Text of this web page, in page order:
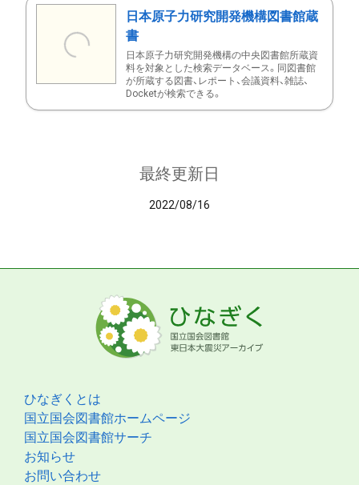
日本原子力研究開発機構図書館蔵
書
日本原子力研究開発機構の中央図書館所蔵資
料を対象とした検索データベース。同図書館
が所蔵する図書、レポート、会議資料、雑誌、
Docketが検索できる。
最終更新日
2022/08/16
ひなぎくとは
国立国会図書館ホームページ
国立国会図書館サーチ
お知らせ
お問い合わせ